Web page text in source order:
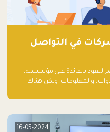
في التواصل
ليعود بالفائدة على مؤسسيه،
والمعلومات. ولكن هناك
16-05-2024